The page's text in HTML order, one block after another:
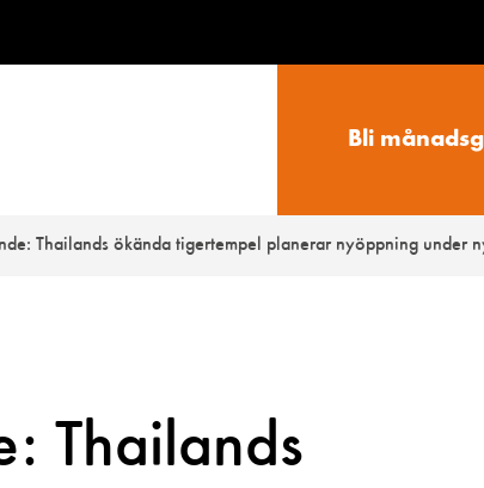
Bli
Thailands ökända tigertempel planerar nyöppning under
Thailands